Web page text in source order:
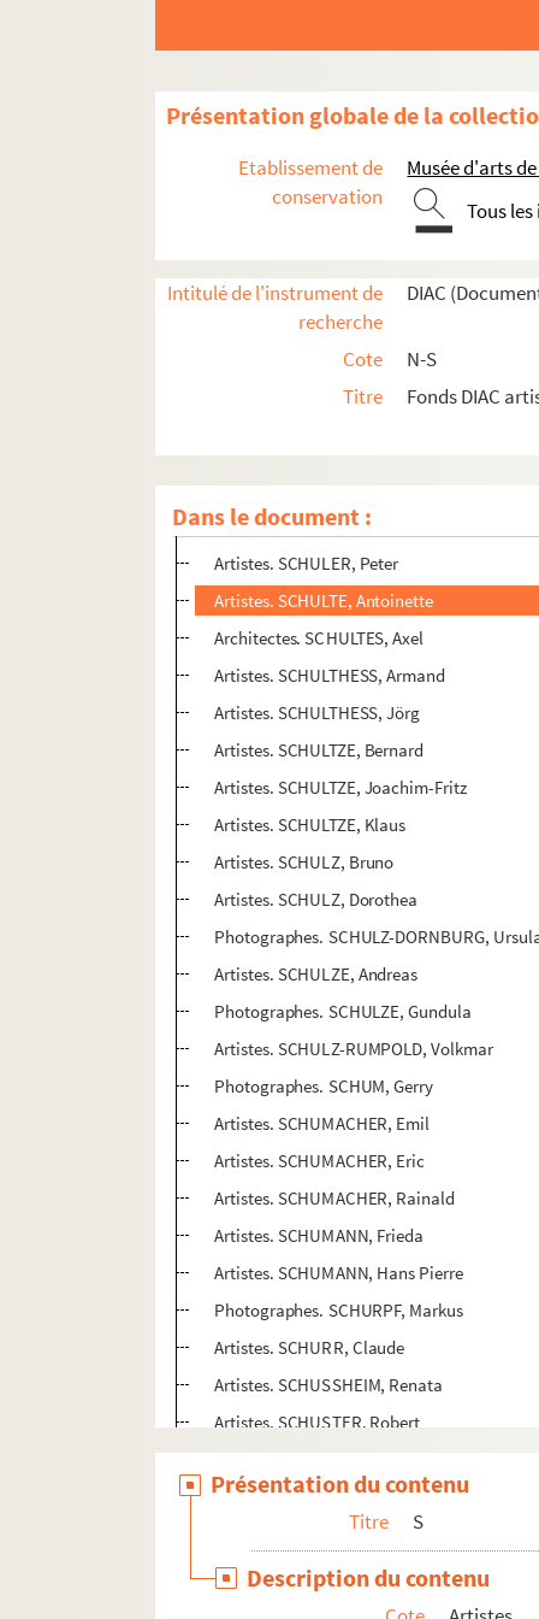
Présentation globale de la
Etablissement de
conservation
Musée d'arts
Tous
Intitulé de l'instrument de
recherche
DIAC
Cote
N-S
Titre
Fonds DIAC
Dans le document :
Artistes. SCHRADER, HD
Artistes. SCHREIBER, Christoph
Artistes. SCHREITER, Johannes
Artistes. SCHRODER, Frank
Artistes. SCHRODER-SONNENSTERN,
Photographes. SCHUH, Gotthard
Artistes. SCHUHMACHER, Wim
Artistes. SCHUITEN, François
Artistes. SCHULER, Peter
Artistes. SCHULTE, Antoinette
Architectes. SCHULTES, Axel
Artistes. SCHULTHESS, Armand
Artistes. SCHULTHESS, Jörg
Artistes. SCHULTZE, Bernard
Artistes. SCHULTZE, Joachim-Fritz
Artistes. SCHULTZE, Klaus
Artistes. SCHULZ, Bruno
Artistes. SCHULZ, Dorothea
Photographes. SCHULZ-DORNBURG,
Artistes. SCHULZE, Andreas
Photographes. SCHULZE, Gundula
Artistes. SCHULZ-RUMPOLD, Volkmar
Photographes. SCHUM, Gerry
Artistes. SCHUMACHER, Emil
Artistes. SCHUMACHER, Eric
Artistes. SCHUMACHER, Rainald
Artistes. SCHUMANN, Frieda
Artistes. SCHUMANN, Hans Pierre
Photographes. SCHURPF, Markus
Artistes. SCHURR, Claude
Artistes. SCHUSSHEIM, Renata
Artistes. SCHUSTER, Robert
Photographes. SCHUTTE, Gerda
Artistes. SCHUTTE, Thomas
Artistes. SCHUTZ, Dana
Artistes. SCHUURMAN, Theo
Artistes. SCHUYFF, Peter
Présentation du contenu
Titre S
Description du contenu